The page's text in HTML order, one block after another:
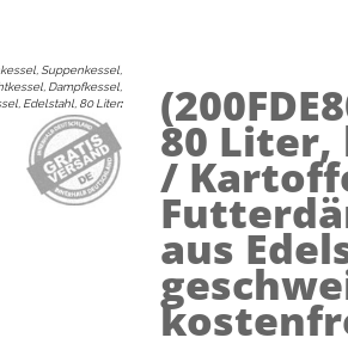
Suppenkessel,
Dampfkessel,
Edelstahl, 80 Liter:
80 Liter,
/
aus